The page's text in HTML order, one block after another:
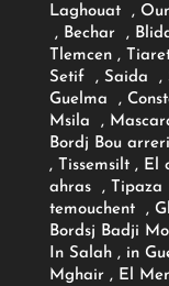
Laghouat ,
, Bechar ,
Tlemcen ,
Setif , Saida ,
Guelma ,
Msila ,
Bordj Bou
, Tissemsilt , El
ahras , Tipaza
temouchent ,
Bordsj Badji
In Salah , in
Mghair , El